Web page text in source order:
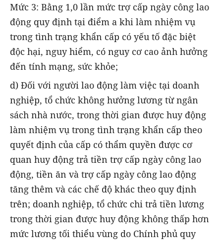
Mức 3: Bằng 1,0 lần mức trợ cấp ngày công lao
động quy định tại điểm a khi làm nhiệm vụ
trong tình trạng khẩn cấp có yếu tố đặc biệt
độc hại, nguy hiểm, có nguy cơ cao ảnh hưởng
đến tính mạng, sức khỏe;
d) Đối với người lao động làm việc tại doanh
nghiệp, tổ chức không hưởng lương từ ngân
sách nhà nước, trong thời gian được huy động
làm nhiệm vụ trong tình trạng khẩn cấp theo
quyết định của cấp có thẩm quyền được cơ
quan huy động trả tiền trợ cấp ngày công lao
động, tiền ăn và trợ cấp ngày công lao động
tăng thêm và các chế độ khác theo quy định
trên; doanh nghiệp, tổ chức chi trả tiền lương
trong thời gian được huy động không thấp hơn
mức lương tối thiểu vùng do Chính phủ quy